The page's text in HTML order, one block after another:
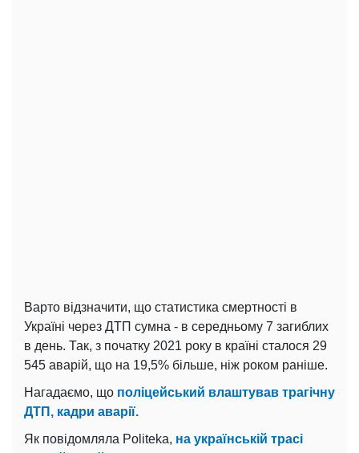
Варто відзначити, що статистика смертності в
Україні через ДТП сумна - в середньому 7 загиблих
в день. Так, з початку 2021 року в країні сталося 29
545 аварій, що на 19,5% більше, ніж роком раніше.
Нагадаємо, що поліцейський влаштував трагічну
ДТП, кадри аварії.
Як повідомляла Politeka, на українській трасі